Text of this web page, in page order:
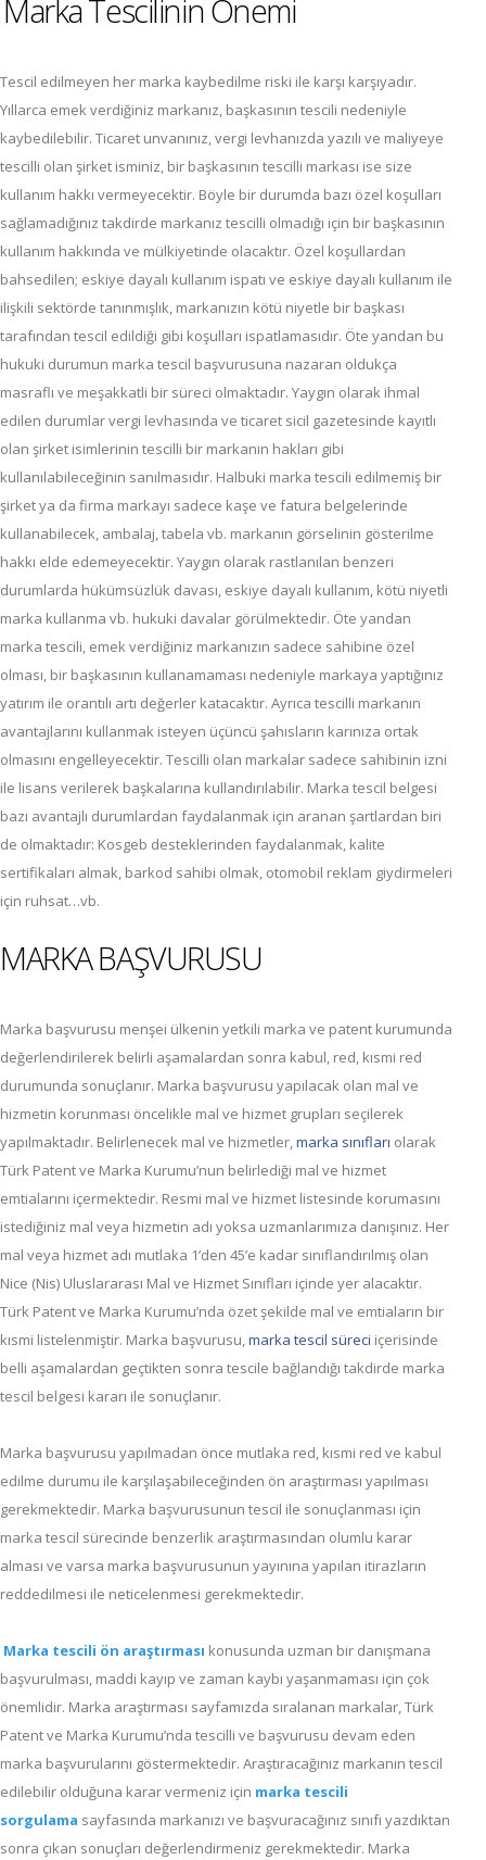
Marka Tescilinin Önemi
Tescil edilmeyen her marka kaybedilme riski ile karşı karşıyadır.
Yıllarca emek verdiğiniz markanız, başkasının tescili nedeniyle
kaybedilebilir. Ticaret unvanınız, vergi levhanızda yazılı ve maliyeye
tescilli olan şirket isminiz, bir başkasının tescilli markası ise size
kullanım hakkı vermeyecektir. Böyle bir durumda bazı özel koşulları
sağlamadığınız takdirde markanız tescilli olmadığı için bir başkasının
kullanım hakkında ve mülkiyetinde olacaktır. Özel koşullardan
bahsedilen; eskiye dayalı kullanım ispatı ve eskiye dayalı kullanım ile
ilişkili sektörde tanınmışlık, markanızın kötü niyetle bir başkası
tarafından tescil edildiği gibi koşulları ispatlamasıdır. Öte yandan bu
hukuki durumun marka tescil başvurusuna nazaran oldukça
masraflı ve meşakkatli bir süreci olmaktadır. Yaygın olarak ihmal
edilen durumlar vergi levhasında ve ticaret sicil gazetesinde kayıtlı
olan şirket isimlerinin tescilli bir markanın hakları gibi
kullanılabileceğinin sanılmasıdır. Halbuki marka tescili edilmemiş bir
şirket ya da firma markayı sadece kaşe ve fatura belgelerinde
kullanabilecek, ambalaj, tabela vb. markanın görselinin gösterilme
hakkı elde edemeyecektir. Yaygın olarak rastlanılan benzeri
durumlarda hükümsüzlük davası, eskiye dayalı kullanım, kötü niyetli
marka kullanma vb. hukuki davalar görülmektedir. Öte yandan
marka tescili, emek verdiğiniz markanızın sadece sahibine özel
olması, bir başkasının kullanamaması nedeniyle markaya yaptığınız
yatırım ile orantılı artı değerler katacaktır. Ayrıca tescilli markanın
avantajlarını kullanmak isteyen üçüncü şahısların karınıza ortak
olmasını engelleyecektir. Tescilli olan markalar sadece sahibinin izni
ile lisans verilerek başkalarına kullandırılabilir. Marka tescil belgesi
bazı avantajlı durumlardan faydalanmak için aranan şartlardan biri
de olmaktadır: Kosgeb desteklerinden faydalanmak, kalite
sertifikaları almak, barkod sahibi olmak, otomobil reklam giydirmeleri
için ruhsat…vb.
MARKA BAŞVURUSU
Marka başvurusu menşei ülkenin yetkili marka ve patent kurumunda
değerlendirilerek belirli aşamalardan sonra kabul, red, kısmi red
durumunda sonuçlanır. Marka başvurusu yapılacak olan mal ve
hizmetin korunması öncelikle mal ve hizmet grupları seçilerek
yapılmaktadır. Belirlenecek mal ve hizmetler,marka sınıfları olarak
Türk Patent ve Marka Kurumu’nun belirlediği mal ve hizmet
emtialarını içermektedir. Resmi mal ve hizmet listesinde korumasını
istediğiniz mal veya hizmetin adı yoksa uzmanlarımıza danışınız. Her
mal veya hizmet adı mutlaka 1’den 45’e kadar sınıflandırılmış olan
Nice (Nis) Uluslararası Mal ve Hizmet Sınıfları içinde yer alacaktır.
Türk Patent ve Marka Kurumu’nda özet şekilde mal ve emtiaların bir
kısmi listelenmiştir. Marka başvurusu,marka tescil süreci içerisinde
belli aşamalardan geçtikten sonra tescile bağlandığı takdirde marka
tescil belgesi kararı ile sonuçlanır.
Marka başvurusu yapılmadan önce mutlaka red, kısmi red ve kabul
edilme durumu ile karşılaşabileceğinden ön araştırması yapılması
gerekmektedir. Marka başvurusunun tescil ile sonuçlanması için
marka tescil sürecinde benzerlik araştırmasından olumlu karar
alması ve varsa marka başvurusunun yayınına yapılan itirazların
reddedilmesi ile neticelenmesi gerekmektedir.
Marka tescili ön araştırması konusunda uzman bir danışmana
başvurulması, maddi kayıp ve zaman kaybı yaşanmaması için çok
önemlidir. Marka araştırması sayfamızda sıralanan markalar, Türk
Patent ve Marka Kurumu’nda tescilli ve başvurusu devam eden
marka başvurularını göstermektedir. Araştıracağınız markanın tescil
edilebilir olduğuna karar vermeniz için marka tescili
sorgulama sayfasında markanızı ve başvuracağınız sınıfı yazdıktan
sonra çıkan sonuçları değerlendirmeniz gerekmektedir. Marka